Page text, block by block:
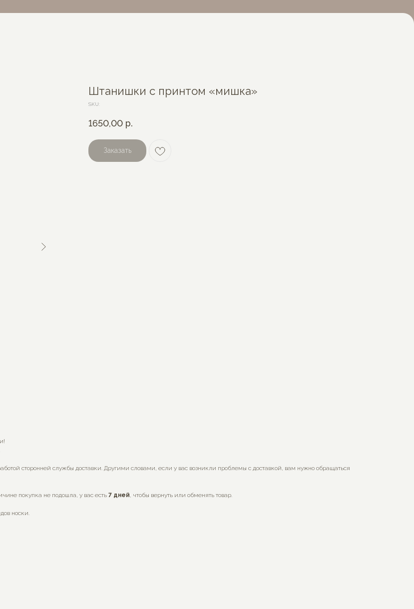
Штанишки с принтом «мишка»
SKU:
1650,00 р.
Заказать
сторонней службы доставки. Другими словами, если у вас возникли проблемы с доставкой, вам нужно обращаться
покупка не подошла, у вас есть 7 дней, чтобы вернуть или обменять товар.
носки.